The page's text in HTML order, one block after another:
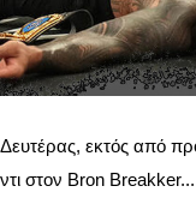
εκτός από
στον Bron Breakker...